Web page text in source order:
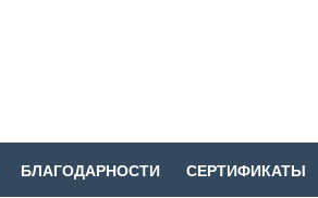
БЛАГОДАРНОСТИ СЕРТИФИКАТЫ